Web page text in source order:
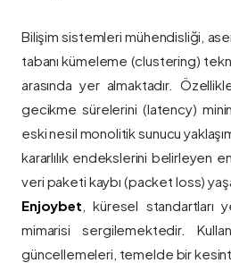
Bilişim sistemleri mühendisliği,
tabanı kümeleme (clustering)
arasında yer almaktadır.
gecikme sürelerini (latency)
eski nesil monolitik sunucu
kararlılık endekslerini belirleyen
veri paketi kaybı (packet loss)
Enjoybet , küresel
mimarisi sergilemektedir.
güncellemeleri, temelde bir kesinti